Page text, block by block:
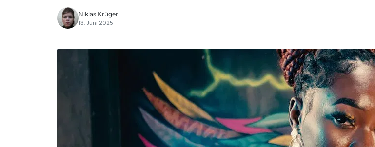
Niklas Krüger
13. Juni 2025